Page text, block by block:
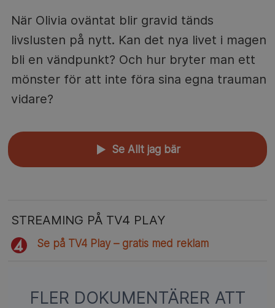
När Olivia oväntat blir gravid tänds
livslusten på nytt. Kan det nya livet i magen
bli en vändpunkt? Och hur bryter man ett
mönster för att inte föra sina egna trauman
vidare?
▲ Se Allt jag bär
STREAMING PÅ TV4 PLAY
Se på TV4 Play – gratis med reklam
FLER DOKUMENTÄRER ATT